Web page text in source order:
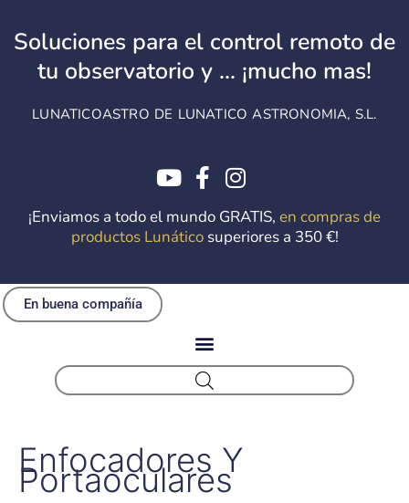
contenido
Soluciones para el control remoto de
tu observatorio y ... ¡mucho mas!
LUNATICOASTRO DE LUNATICO ASTRONOMIA, S.L.
¡Enviamos a todo el mundo GRATIS, en compras de
productos Lunáticosuperiores a 350 €!
En buena compañía
Enfocadores Y
Portaoculares